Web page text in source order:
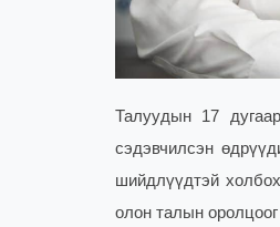
Талуудын 17
сэдэвчилсэн
шийдлүүдтэй
олон талын